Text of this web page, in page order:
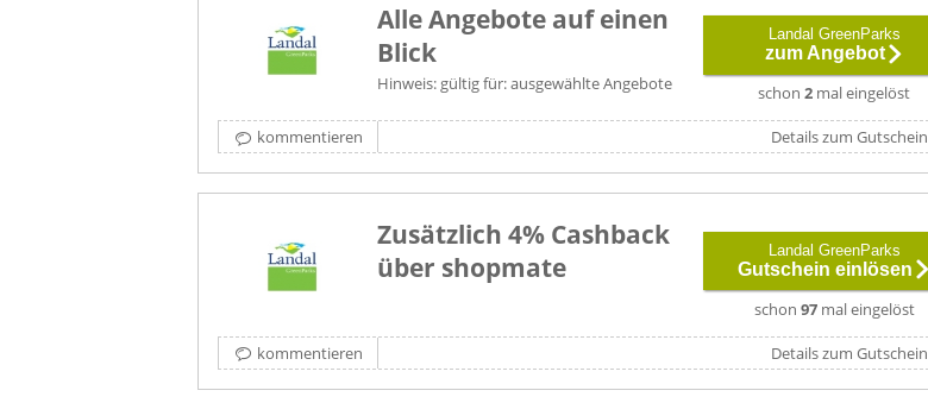
Alle Angebote auf einen
Blick
Hinweis: gültig für: ausgewählte Angebote
Landal GreenParks
zum Angebot
schon 2 mal eingelöst
kommentieren Details zum Gutschein
Zusätzlich 4% Cashback
über shopmate
Landal GreenParks
Gutschein einlösen
schon 97mal eingelöst
kommentieren Details zum Gutschein